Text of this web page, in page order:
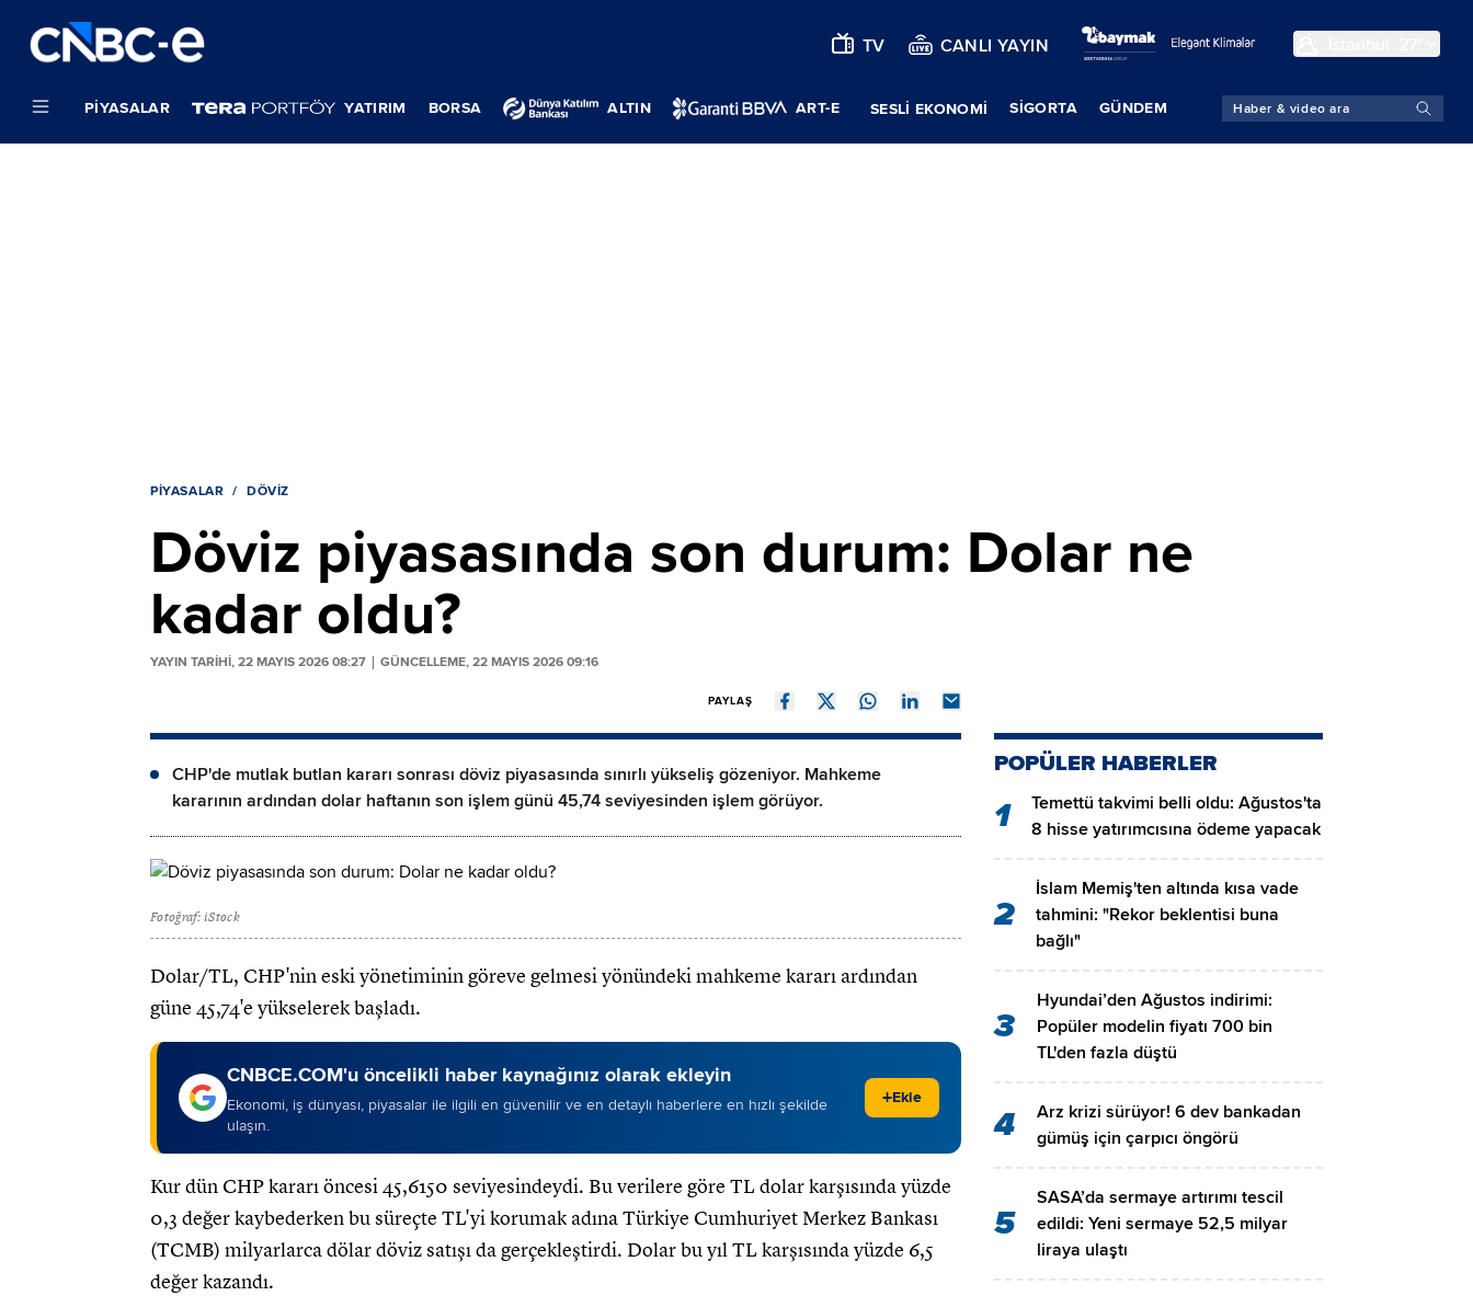
TV CANLI YAYIN
PIYASALAR YATIRIM BORSA ALTIN ART-E SESLİ EKONOMİ SIGORTA GÜNDEM
PIYASALAR DÖVIZ
Döviz piyasasında son durum: Dolar ne
kadar oldu?
YAYIN TARİHİ, 22 MAYIS 2026 08:27 GÜNCELLEME, 22 MAYIS 2026 09:16
PAYLAŞ
CHP'de mutlak butlan kararı sonrası döviz piyasasında sınırlı yükseliş gözeniyor. Mahkeme
kararının ardından dolar haftanın son işlem günü 45,74 seviyesinden işlem görüyor.
Fotoğraf: iStock
Dolar/TL, CHP'nin eski yönetiminin göreve gelmesi yönündeki mahkeme kararı ardından
güne 45,74'e yükselerek başladı.
CNBCE.COM'u öncelikli haber kaynağınız olarak ekleyin
Ekonomi, iş dünyası, piyasalar ile ilgili en güvenilir ve en detaylı haberlere en hızlı şekilde
ulaşın.
+Ekle
Kur dün CHP kararı öncesi 45,6150 seviyesindeydi. Bu verilere göre TL dolar karşısında yüzde
0,3 değer kaybederken bu süreçte TL'yi korumak adına Türkiye Cumhuriyet Merkez Bankası
(TCMB) milyarlarca dölar döviz satışı da gerçekleştirdi. Dolar bu yıl TL karşısında yüzde 6,5
değer kazandı.
POPÜLER HABERLER
1
Temettü takvimi belli oldu: Ağustos'ta
8 hisse yatırımcısına ödeme yapacak
2
İslam Memiş'ten altında kısa vade
tahmini: "Rekor beklentisi buna
bağlı"
3
Hyundai’den Ağustos indirimi:
Popüler modelin fiyatı 700 bin
TL'den fazla düştü
4
Arz krizi sürüyor! 6 dev bankadan
gümüş için çarpıcı öngörü
5
SASA’da sermaye artırımı tescil
edildi: Yeni sermaye 52,5 milyar
liraya ulaştı